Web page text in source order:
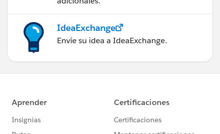
IdeaExchange
Envíe su idea a IdeaExchange.